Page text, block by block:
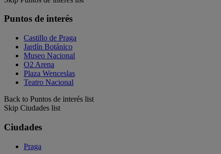
Puntos de interés
Castillo de Praga
Jardín Botánico
Museo Nacional
O2 Arena
Plaza Wenceslas
Teatro Nacional
Back to Puntos de interés list
Skip Ciudades list
Ciudades
Praga